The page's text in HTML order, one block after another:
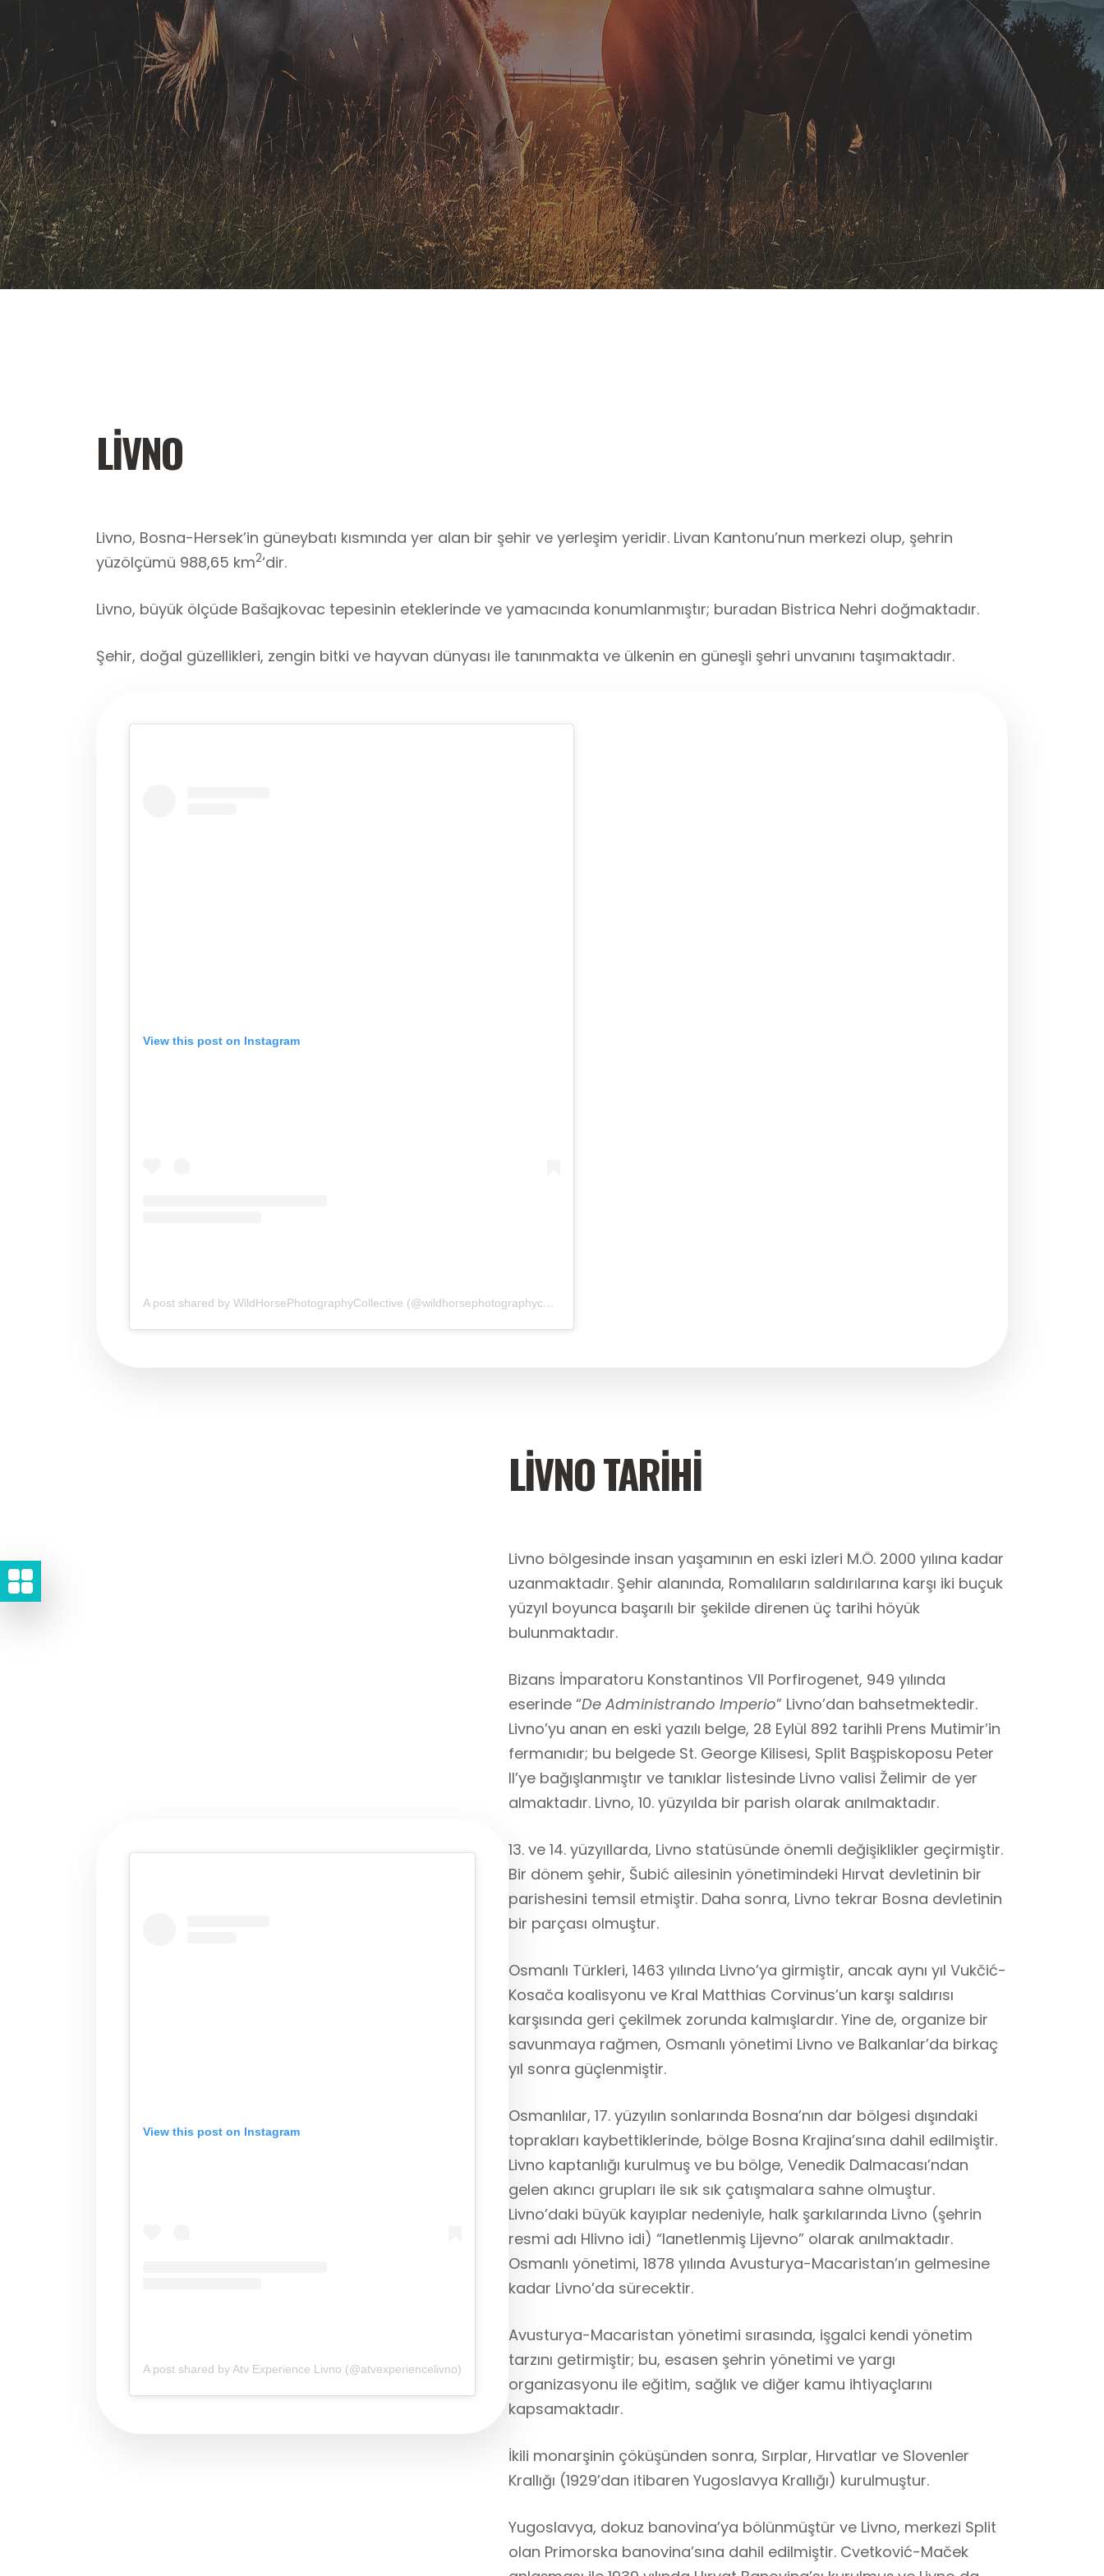
LİVNO
Livno, Bosna-Hersek’in güneybatı kısmında yer alan bir şehir ve yerleşim yeridir. Livan Kantonu’nun merkezi olup, şehrin
yüzölçümü 988,65 km2‘dir.
Livno, büyük ölçüde Bašajkovac tepesinin eteklerinde ve yamacında konumlanmıştır; buradan Bistrica Nehri doğmaktadır.
Şehir, doğal güzellikleri, zengin bitki ve hayvan dünyası ile tanınmakta ve ülkenin en güneşli şehri unvanını taşımaktadır.
View this post on Instagram
A post shared by WildHorsePhotographyCollective (@wildhorsephotographycollective)
View this post on Instagram
A post shared by Atv Experience Livno (@atvexperiencelivno)
LİVNO TARİHİ
Livno bölgesinde insan yaşamının en eski izleri M.Ö. 2000 yılına kadar
uzanmaktadır. Şehir alanında, Romalıların saldırılarına karşı iki buçuk
yüzyıl boyunca başarılı bir şekilde direnen üç tarihi höyük
bulunmaktadır.
Bizans İmparatoru Konstantinos VII Porfirogenet, 949 yılında
eserinde “De Administrando Imperio” Livno’dan bahsetmektedir.
Livno’yu anan en eski yazılı belge, 28 Eylül 892 tarihli Prens Mutimir’in
fermanıdır; bu belgede St. George Kilisesi, Split Başpiskoposu Peter
II’ye bağışlanmıştır ve tanıklar listesinde Livno valisi Želimir de yer
almaktadır. Livno, 10. yüzyılda bir parish olarak anılmaktadır.
13. ve 14. yüzyıllarda, Livno statüsünde önemli değişiklikler geçirmiştir.
Bir dönem şehir, Šubić ailesinin yönetimindeki Hırvat devletinin bir
parishesini temsil etmiştir. Daha sonra, Livno tekrar Bosna devletinin
bir parçası olmuştur.
Osmanlı Türkleri, 1463 yılında Livno’ya girmiştir, ancak aynı yıl Vukčić-
Kosača koalisyonu ve Kral Matthias Corvinus’un karşı saldırısı
karşısında geri çekilmek zorunda kalmışlardır. Yine de, organize bir
savunmaya rağmen, Osmanlı yönetimi Livno ve Balkanlar’da birkaç
yıl sonra güçlenmiştir.
Osmanlılar, 17. yüzyılın sonlarında Bosna’nın dar bölgesi dışındaki
toprakları kaybettiklerinde, bölge Bosna Krajina’sına dahil edilmiştir.
Livno kaptanlığı kurulmuş ve bu bölge, Venedik Dalmacası’ndan
gelen akıncı grupları ile sık sık çatışmalara sahne olmuştur.
Livno’daki büyük kayıplar nedeniyle, halk şarkılarında Livno (şehrin
resmi adı Hlivno idi) “lanetlenmiş Lijevno” olarak anılmaktadır.
Osmanlı yönetimi, 1878 yılında Avusturya-Macaristan’ın gelmesine
kadar Livno’da sürecektir.
Avusturya-Macaristan yönetimi sırasında, işgalci kendi yönetim
tarzını getirmiştir; bu, esasen şehrin yönetimi ve yargı
organizasyonu ile eğitim, sağlık ve diğer kamu ihtiyaçlarını
kapsamaktadır.
İkili monarşinin çöküşünden sonra, Sırplar, Hırvatlar ve Slovenler
Krallığı (1929’dan itibaren Yugoslavya Krallığı) kurulmuştur.
Yugoslavya, dokuz banovina’ya bölünmüştür ve Livno, merkezi Split
olan Primorska banovina’sına dahil edilmiştir. Cvetković-Maček